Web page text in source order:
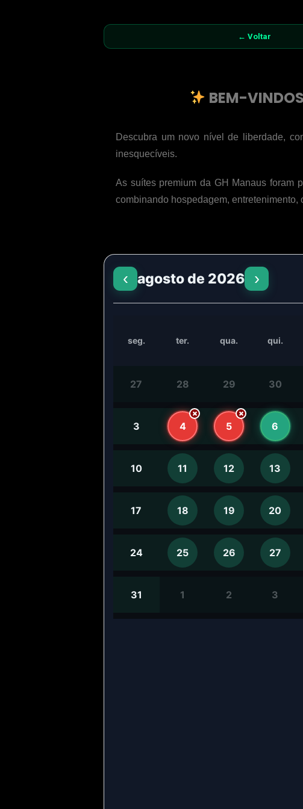
← Voltar
BEM-
Descubra um novo nível de liberdade,
inesquecíveis.
As suítes premium da GH Manaus foram
combinando hospedagem,
‹ agosto de 2026 ›
seg. ter. qua. qui.
27 28 29 30
3 4 5 6
10 11 12 13
17 18 19 20
24 25 26 27
31 1 2 3